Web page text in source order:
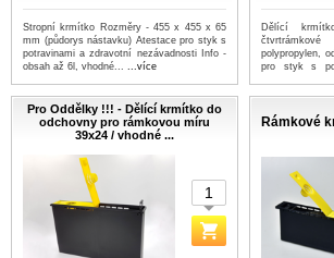
Stropní krmítko Rozměry - 455 x 455 x 65
mm (půdorys nástavku) Atestace pro styk s
potravinami a zdravotní nezávadnosti Info -
obsah až 6l, vhodné... ...více
Dělící
polypropylen,
pro styk s
Pro Oddělky !!! - Dělící krmítko do
odchovny pro rámkovou míru
39x24 / vhodné ...
Rámkové